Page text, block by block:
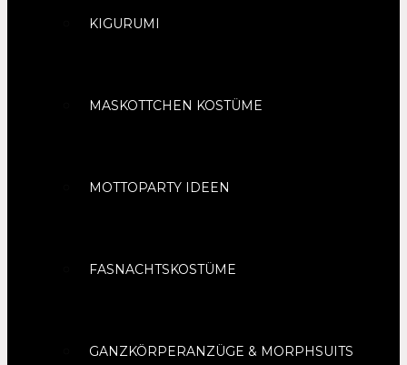
KIGURUMI
MASKOTTCHEN KOSTÜME
MOTTOPARTY IDEEN
FASNACHTSKOSTÜME
GANZKÖRPERANZÜGE & MORPHSUITS